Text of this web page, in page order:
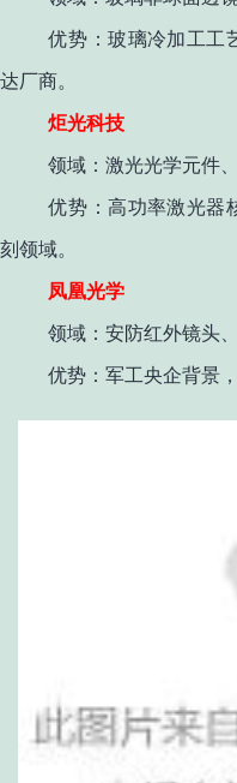
优势 ：玻璃冷加工
达厂商。
炬光科技
领域 ：激光光学元件
优势 ：高功率激光
刻领域。
凤凰光学
领域 ：安防红外镜头
优势 ：军工央企背景